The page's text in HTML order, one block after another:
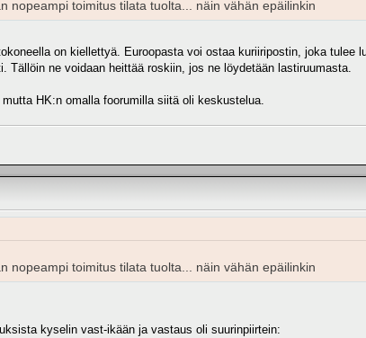
nopeampi toimitus tilata tuolta... näin vähän epäilinkin
on kiellettyä. Euroopasta voi ostaa kuriiripostin, joka tulee
Tällöin ne voidaan heittää roskiin, jos ne löydetään lastiruumasta.
HK:n omalla foorumilla siitä oli keskustelua.
nopeampi toimitus tilata tuolta... näin vähän epäilinkin
kyselin vast-ikään ja vastaus oli suurinpiirtein: